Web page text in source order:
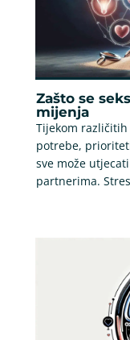
Zašto se
mijenja
Tijekom
potrebe,
sve može
partnerima.